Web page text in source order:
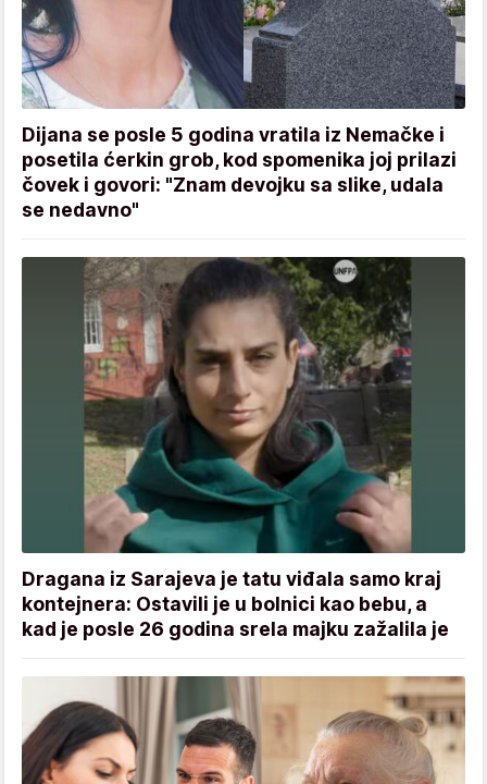
Dijana se posle 5 godina vratila iz Nemačke i
posetila ćerkin grob, kod spomenika joj prilazi
čovek i govori: "Znam devojku sa slike, udala
se nedavno"
Dragana iz Sarajeva je tatu viđala samo kraj
kontejnera: Ostavili je u bolnici kao bebu, a
kad je posle 26 godina srela majku zažalila je